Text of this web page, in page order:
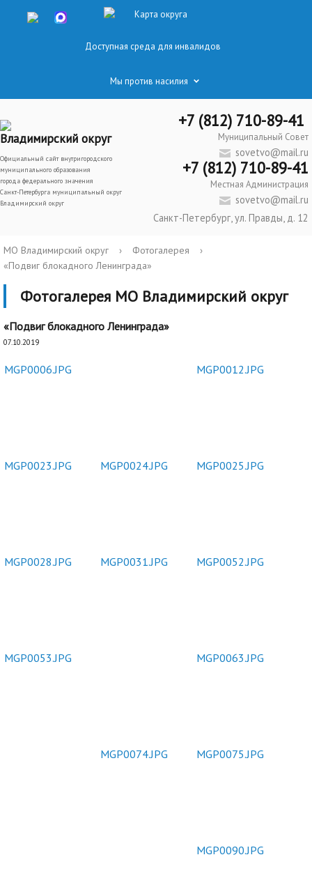
Карта округа
Доступная среда для инвалидов
Мы против насилия
Владимирский округ
Официальный сайт внутригородского
муниципального образования
города федерального значения
Санкт-Петербурга муниципальный округ
Владимирский округ
+7 (812) 710-89-41
Муниципальный Совет
sovetvo@mail.ru
+7 (812) 710-89-41
Местная Администрация
sovetvo@mail.ru
Санкт-Петербург, ул. Правды, д. 12
МО Владимирский округ › Фотогалерея
›
«Подвиг блокадного Ленинграда»
Фотогалерея МО Владимирский округ
«Подвиг блокадного Ленинграда»
07.10.2019